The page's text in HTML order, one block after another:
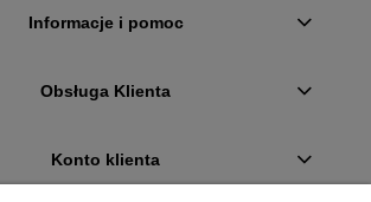
Informacje i pomoc
Obsługa Klienta
Konto klienta